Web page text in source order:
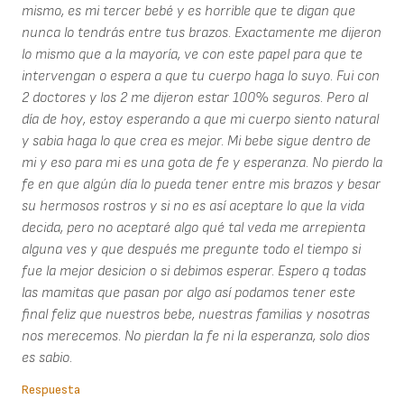
mismo, es mi tercer bebé y es horrible que te digan que
nunca lo tendrás entre tus brazos. Exactamente me dijeron
lo mismo que a la mayoría, ve con este papel para que te
intervengan o espera a que tu cuerpo haga lo suyo. Fui con
2 doctores y los 2 me dijeron estar 100% seguros. Pero al
día de hoy, estoy esperando a que mi cuerpo siento natural
y sabia haga lo que crea es mejor. Mi bebe sigue dentro de
mi y eso para mi es una gota de fe y esperanza. No pierdo la
fe en que algún día lo pueda tener entre mis brazos y besar
su hermosos rostros y si no es así aceptare lo que la vida
decida, pero no aceptaré algo qué tal veda me arrepienta
alguna ves y que después me pregunte todo el tiempo si
fue la mejor desicion o si debimos esperar. Espero q todas
las mamitas que pasan por algo así podamos tener este
final feliz que nuestros bebe, nuestras familias y nosotras
nos merecemos. No pierdan la fe ni la esperanza, solo dios
es sabio.
Respuesta